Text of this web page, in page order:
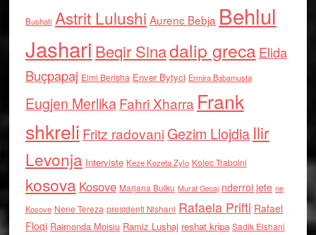
Bushati Astrit Lulushi Aurenc Bebja Behlul
Jashari Beqir Sinadalip grecaElida
Buçpapaj Elmi Berisha Enver Bytyci Ermira Babamusta
Eugjen MerlikaFahri Xharra Frank
shkreli Fritz radovaniGezim Llojdia Ilir
Levonja Interviste Keze Kozeta Zylo Kolec Traboini
kosova Kosove Marjana Bulku Murat Gecaj nderroi jete ne
Kosove Nene Tereza presidenti Nishani Rafaela Prifti Rafael
Floqi Raimonda Moisiu Ramiz Lushaj reshat kripa Sadik Elshani